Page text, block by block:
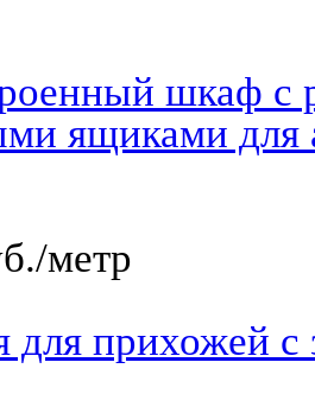
шкаф с
ящиками для
метр
для прихожей